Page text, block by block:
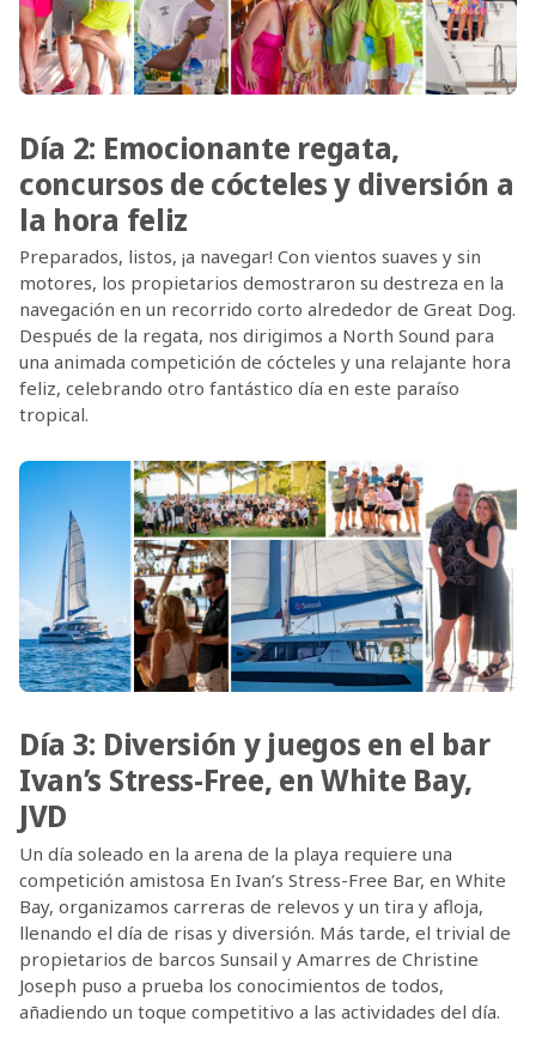
Día 2: Emocionante regata,
concursos de cócteles y diversión a
la hora feliz
Preparados, listos, ¡a navegar! Con vientos suaves y sin
motores, los propietarios demostraron su destreza en la
navegación en un recorrido corto alrededor de Great Dog.
Después de la regata, nos dirigimos a North Sound para
una animada competición de cócteles y una relajante hora
feliz, celebrando otro fantástico día en este paraíso
tropical.
Día 3: Diversión y juegos en el bar
Ivan’s Stress-Free, en White Bay,
JVD
Un día soleado en la arena de la playa requiere una
competición amistosa En Ivan’s Stress-Free Bar, en White
Bay, organizamos carreras de relevos y un tira y afloja,
llenando el día de risas y diversión. Más tarde, el trivial de
propietarios de barcos Sunsail y Amarres de Christine
Joseph puso a prueba los conocimientos de todos,
añadiendo un toque competitivo a las actividades del día.